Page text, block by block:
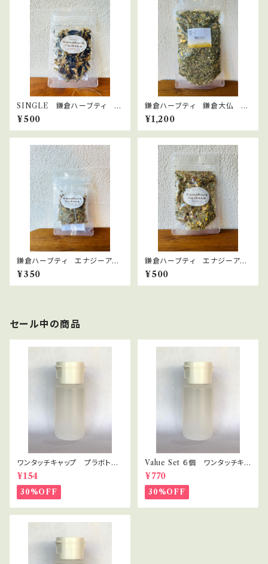
SINGLE 鎌倉ハーブティ バ
タフライピー
¥500
鎌倉ハーブティ 鎌倉大仏 30
ｇ
¥1,200
鎌倉ハーブティ エナジーアッ
プ 【ティーバッグ】２.０g×2bag
s
¥350
鎌倉ハーブティ エナジーアッ
プ 10ｇ
¥500
セール中の商品
ワンタッチキャップ プラボト
ル 30ml
¥154
30%OFF
Value Set ６個 ワンタッチキャ
ップ プラボトル 30ml セラピ
スト・講座用
¥770
30%OFF